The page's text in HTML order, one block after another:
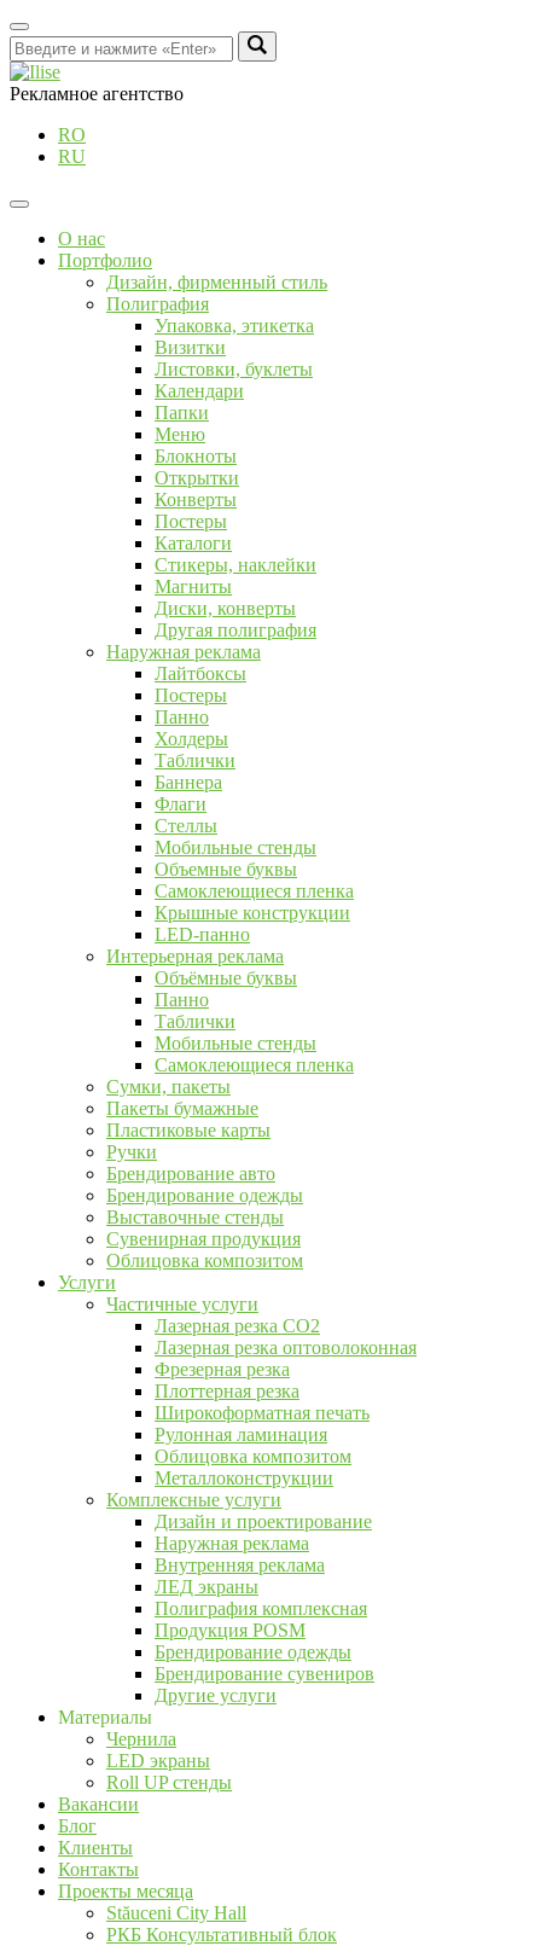
Рекламное агентство
RO
RU
О нас
Портфолио
Дизайн, фирменный стиль
Полиграфия
Упаковка, этикетка
Визитки
Листовки, буклеты
Календари
Папки
Меню
Блокноты
Открытки
Конверты
Постеры
Каталоги
Стикеры, наклейки
Магниты
Диски, конверты
Другая полиграфия
Наружная реклама
Лайтбоксы
Постеры
Панно
Холдеры
Таблички
Баннера
Флаги
Стеллы
Мобильные стенды
Объемные буквы
Самоклеющиеся пленка
Крышные конструкции
LED-панно
Интерьерная реклама
Объёмные буквы
Панно
Таблички
Мобильные стенды
Самоклеющиеся пленка
Сумки, пакеты
Пакеты бумажные
Пластиковые карты
Ручки
Брендирование авто
Брендирование одежды
Выставочные стенды
Сувенирная продукция
Облицовка композитом
Услуги
Частичные услуги
Лазерная резка CO2
Лазерная резка оптоволоконная
Фрезерная резка
Плоттерная резка
Широкоформатная печать
Рулонная ламинация
Облицовка композитом
Металлоконструкции
Комплексные услуги
Дизайн и проектирование
Наружная реклама
Внутренняя реклама
ЛЕД экраны
Полиграфия комплексная
Продукция POSM
Брендирование одежды
Брендирование сувениров
Другие услуги
Материалы
Чернила
LED экраны
Roll UP стенды
Вакансии
Блог
Клиенты
Контакты
Проекты месяца
Stăuceni City Hall
РКБ Консультативный блок